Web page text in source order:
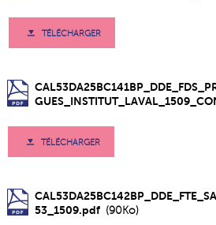
TÉLÉCHARGER
TÉLÉCHARGER
53_1509.pdf (90Ko)